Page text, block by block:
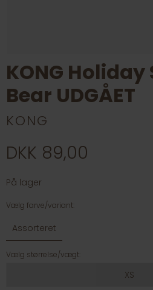
KONG Holiday
Bear UDGÅET
KONG
DKK 89,00
På lager
Vælg farve/variant:
Assorteret
Vælg størrelse/vægt:
XS